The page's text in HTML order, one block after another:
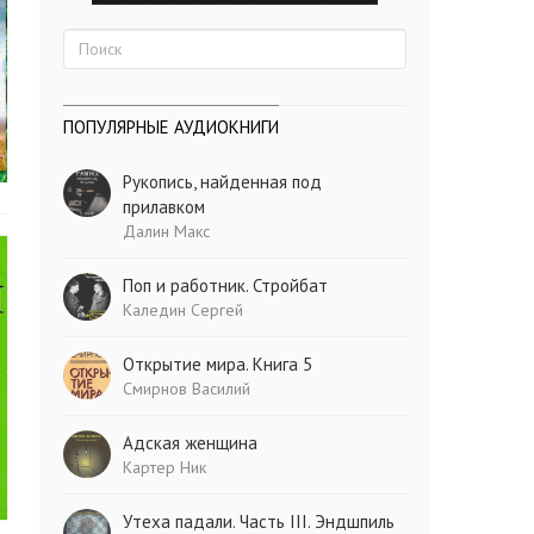
ПОПУЛЯРНЫЕ АУДИОКНИГИ
Рукопись, найденная под
прилавком
Далин Макс
Поп и работник. Стройбат
Каледин Сергей
Открытие мира. Книга 5
Смирнов Василий
Адская женщина
Картер Ник
Утеха падали. Часть III. Эндшпиль